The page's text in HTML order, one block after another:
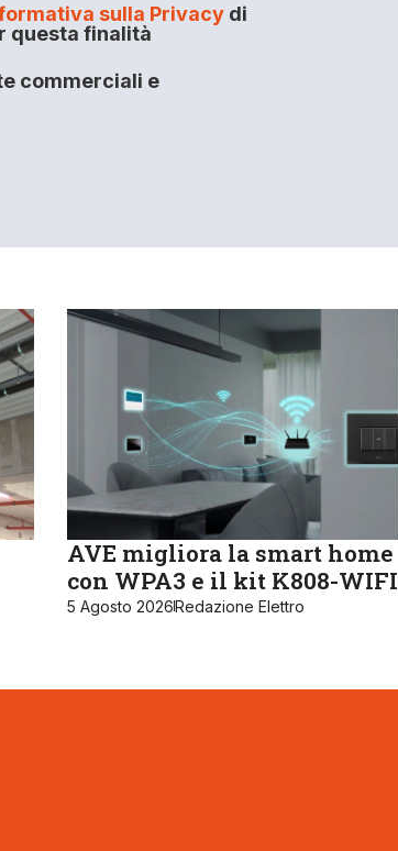
sulla Privacydi
questa finalità
commerciali e
AVE migliora la smart home
con WPA3 e il kit K808-WIFI
5 Agosto 2026Redazione Elettro